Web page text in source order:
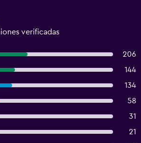
verificadas
206
144
134
58
31
21